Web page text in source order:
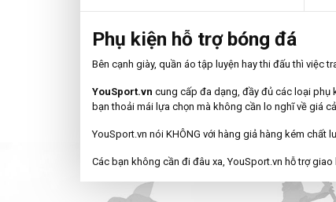
Phụ kiện hỗ trợ bóng đá
Bên cạnh giày, quần áo tập luyện hay thi đấu thì việc
YouSport.vn cung cấp đa dạng, đầy đủ các loại phụ
bạn thoải mái lựa chọn mà không cần lo nghĩ về giá cả
YouSport.vn nói KHÔNG với hàng giả hàng kém chất
Các bạn không cần đi đâu xa, YouSport.vn hỗ trợ